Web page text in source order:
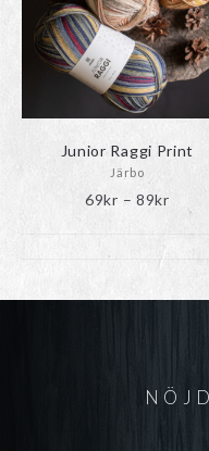
Junior Raggi Print
Järbo
69kr – 89kr